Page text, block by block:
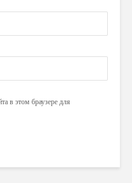
в этом браузере для